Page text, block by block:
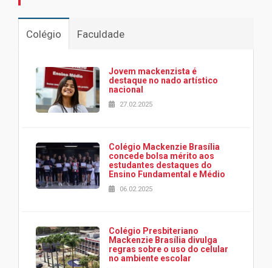
Colégio Faculdade
Jovem mackenzista é
destaque no nado artístico
nacional
27.02.2025
Colégio Mackenzie Brasília
concede bolsa mérito aos
estudantes destaques do
Ensino Fundamental e Médio
06.02.2025
Colégio Presbiteriano
Mackenzie Brasília divulga
regras sobre o uso do celular
no ambiente escolar